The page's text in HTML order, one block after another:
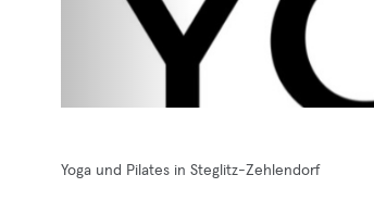
Yoga und Pilates in Steglitz-Zehlendorf